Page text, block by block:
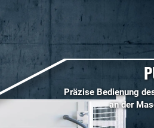
Präzise Bedienung
an der